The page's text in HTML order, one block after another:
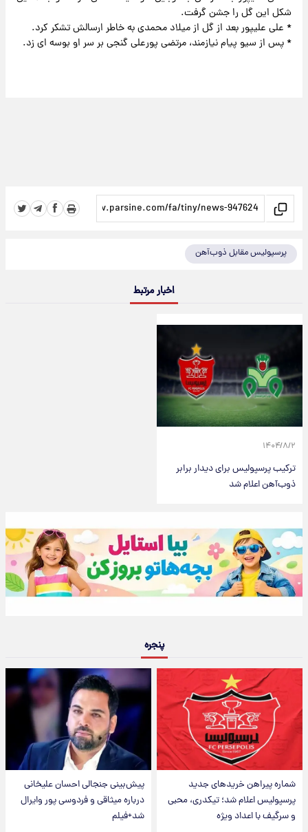
شکل این گل را جشن گرفت.
* علی علیپور بعد از گل از میلاد محمدی به خاطر ارسالش تشکر کرد.
* پس از سیو پیام نیازمند، مرتضی پورعلی گنجی بر سر او بوسه ای زد.
پرسپولیس مقابل ذوب‌آهن
اخبار مرتبط
۱۴۰۴/۸/۲
ترکیب پرسپولیس برای دیدار برابر
ذوب‌آهن اعلام شد
پنجره
شماره پیراهن خریدهای جدید
پرسپولیس اعلام شد؛ تیکدری، محبی
و سرگیف با اعداد ویژه
پیش‌بینی جنجالی احسان علیخانی
درباره میثاقی و فردوسی پور وایرال
شد+فیلم